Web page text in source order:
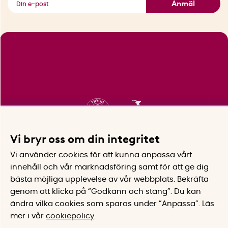
Anmäl
Vi bryr oss om din integritet
Vi använder cookies för att kunna anpassa vårt
innehåll och vår marknadsföring samt för att ge dig
bästa möjliga upplevelse av vår webbplats.
Bekräfta
genom att klicka på “Godkänn och stäng”. Du kan
ändra vilka cookies som sparas under ”Anpassa”.
Läs
mer i vår cookiepolicy